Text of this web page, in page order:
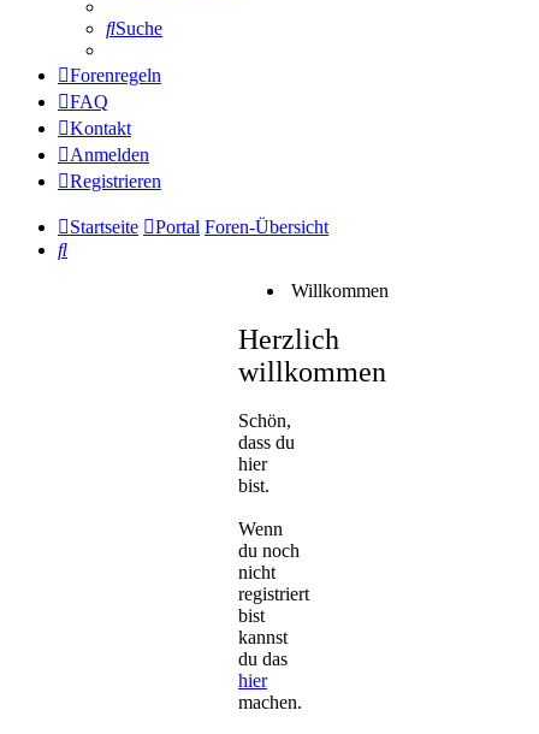
Suche
Forenregeln
FAQ
Kontakt
Anmelden
Registrieren
Startseite Portal Foren-Übersicht
Suche
Willkommen
Herzlich
willkommen
Schön,
dass du
hier
bist.
Wenn
du noch
nicht
registriert
bist
kannst
du das
hier
machen.